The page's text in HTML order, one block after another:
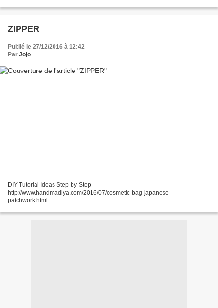
ZIPPER
Publié le 27/12/2016 à 12:42
Par Jojo
DIY Tutorial Ideas Step-by-Step
http://www.handmadiya.com/2016/07/cosmetic-bag-japanese-
patchwork.html